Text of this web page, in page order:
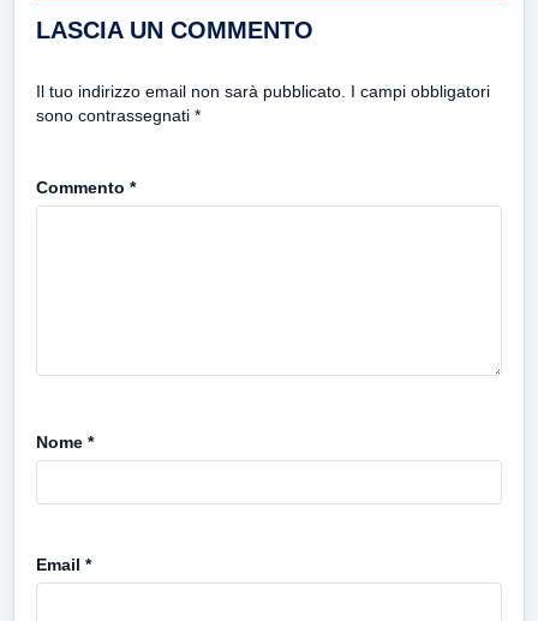
LASCIA UN COMMENTO
Il tuo indirizzo email non sarà pubblicato. I campi obbligatori
sono contrassegnati *
Commento *
Nome *
Email *